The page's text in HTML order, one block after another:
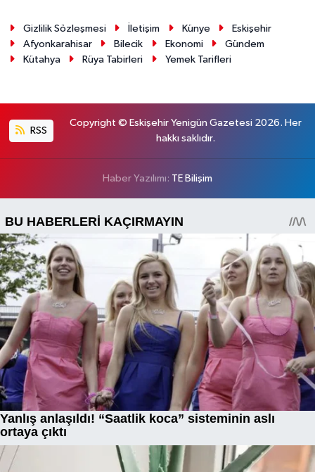
Gizlilik Sözleşmesi İletişim Künye
Eskişehir
Afyonkarahisar
Bilecik Ekonomi
Gündem
Kütahya
Rüya Tabirleri Yemek Tarifleri
RSS
Copyright © Eskişehir Yenigün Gazetesi 2026. Her
hakkı saklıdır.
Haber Yazılımı: TE Bilişim